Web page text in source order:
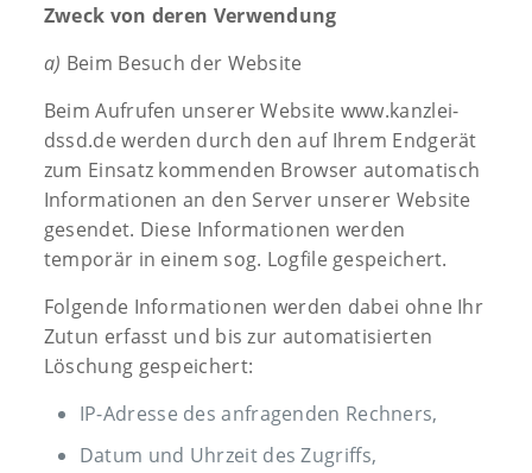
Zweck von deren Verwendung
a) Beim Besuch der Website
Beim Aufrufen unserer Website www.kanzlei-
dssd.de werden durch den auf Ihrem Endgerät
zum Einsatz kommenden Browser automatisch
Informationen an den Server unserer Website
gesendet. Diese Informationen werden
temporär in einem sog. Logfile gespeichert.
Folgende Informationen werden dabei ohne Ihr
Zutun erfasst und bis zur automatisierten
Löschung gespeichert:
IP-Adresse des anfragenden Rechners,
Datum und Uhrzeit des Zugriffs,